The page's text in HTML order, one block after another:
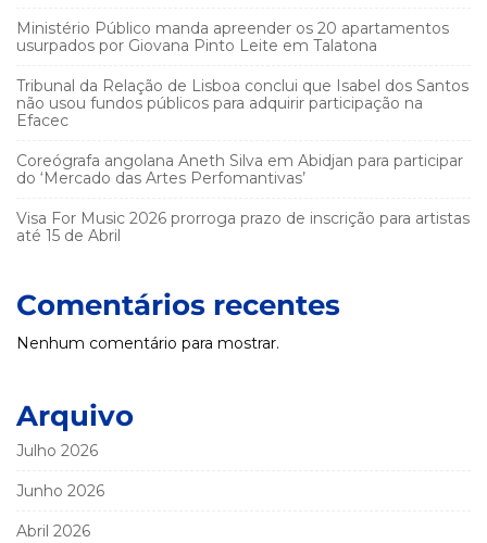
Ministério Público manda apreender os 20 apartamentos
usurpados por Giovana Pinto Leite em Talatona
Tribunal da Relação de Lisboa conclui que Isabel dos Santos
não usou fundos públicos para adquirir participação na
Efacec
Coreógrafa angolana Aneth Silva em Abidjan para participar
do ‘Mercado das Artes Perfomantivas’
Visa For Music 2026 prorroga prazo de inscrição para artistas
até 15 de Abril
Comentários recentes
Nenhum comentário para mostrar.
Arquivo
Julho 2026
Junho 2026
Abril 2026